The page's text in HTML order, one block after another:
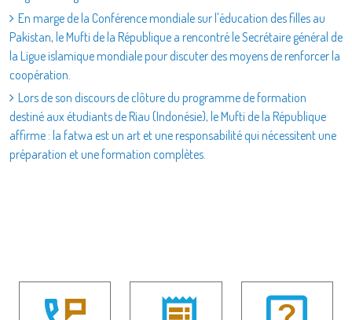
En marge de la Conférence mondiale sur l'éducation des filles au
Pakistan, le Mufti de la République a rencontré le Secrétaire général de
la Ligue islamique mondiale pour discuter des moyens de renforcer la
coopération.
Lors de son discours de clôture du programme de formation
destiné aux étudiants de Riau (Indonésie), le Mufti de la République
affirme : la fatwa est un art et une responsabilité qui nécessitent une
préparation et une formation complètes.